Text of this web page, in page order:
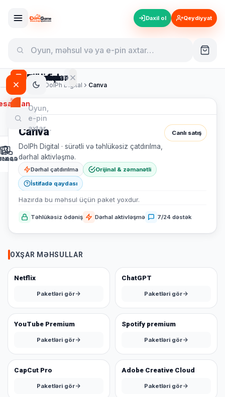
Daxil ol Qeydiyyat
Hesabım
çıx
Bildirişlər
Son Bildirişlər
0
bildiriş
gözləyir
Canlı
bildirişlər
aktiv
Bildiriş
Hamısına
Səbətim(0)
0
Səbətiniz hazır
səbətinizdə
məhsul
var
aktiv
Səbətiniz
boşdur
məhsulları
əlavə
edin.
Alış-
başla
DolPhGame
Oyun,
e-pin
axtar…
Hamısı
Ana səhifə DolPh Digital Canva
Canva
DolPh Digital · sürətli və təhlükəsiz çatdırılma,
dərhal aktivləşmə.
Canlı satış
Dərhal çatdırılma
Orijinal & zəmanətli
İstifadə qaydası
Hazırda bu məhsul üçün paket yoxdur.
Təhlükəsiz ödəniş Dərhal aktivləşmə 7/24 dəstək
OXŞAR MƏHSULLAR
Netflix
Paketləri gör
ChatGPT
Paketləri gör
YouTube Premium
Paketləri gör
Spotify premium
Paketləri gör
CapCut Pro
Paketləri gör
Adobe Creative Cloud
Paketləri gör